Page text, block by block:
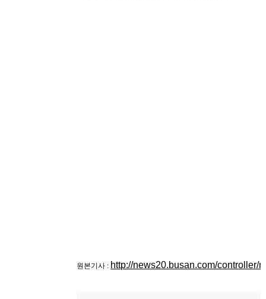
원본기사 : http://news20.busan.com/